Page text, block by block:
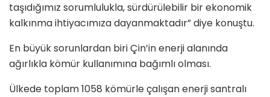
taşıdığımız sorumlulukla, sürdürülebilir bir ekonomik
kalkınma ihtiyacımıza dayanmaktadır” diye konuştu.
En büyük sorunlardan biri Çin’in enerji alanında
ağırlıkla kömür kullanımına bağımlı olması.
Ülkede toplam 1058 kömürle çalışan enerji santralı